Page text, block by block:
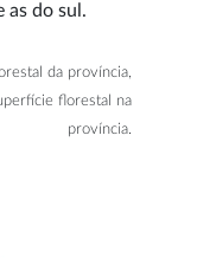
as do sul.
da província,
florestal na
província.